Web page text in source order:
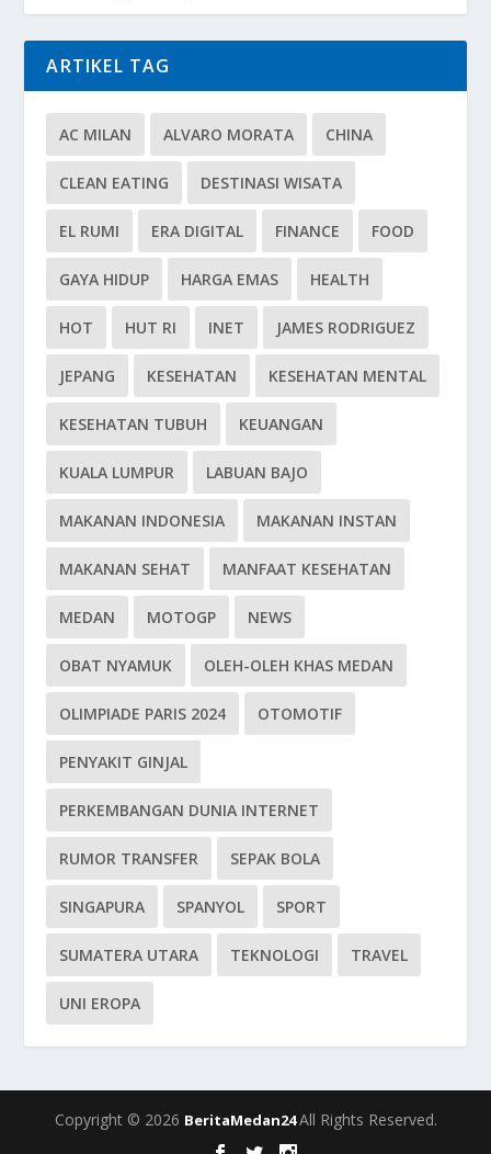
ARTIKEL TAG
AC MILAN ALVARO MORATA CHINA
CLEAN EATING DESTINASI WISATA
EL RUMI ERA DIGITAL FINANCE FOOD
GAYA HIDUP HARGA EMAS HEALTH
HOT HUT RI INET JAMES RODRIGUEZ
JEPANG KESEHATAN KESEHATAN MENTAL
KESEHATAN TUBUH KEUANGAN
KUALA LUMPUR LABUAN BAJO
MAKANAN INDONESIA MAKANAN INSTAN
MAKANAN SEHAT MANFAAT KESEHATAN
MEDAN MOTOGP NEWS
OBAT NYAMUK OLEH-OLEH KHAS MEDAN
OLIMPIADE PARIS 2024 OTOMOTIF
PENYAKIT GINJAL
PERKEMBANGAN DUNIA INTERNET
RUMOR TRANSFER SEPAK BOLA
SINGAPURA SPANYOL SPORT
SUMATERA UTARA TEKNOLOGI TRAVEL
UNI EROPA
Copyright © 2026 BeritaMedan24All Rights Reserved.